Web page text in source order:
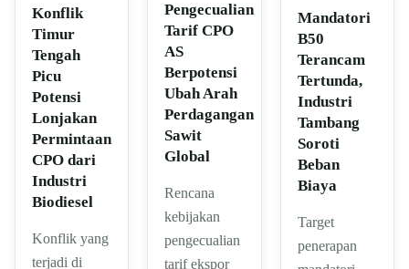
Konflik
Timur
Tengah
Picu
Potensi
Lonjakan
Permintaan
CPO dari
Industri
Biodiesel
Konflik yang
terjadi di
Pengecualian
Tarif CPO
AS
Berpotensi
Ubah Arah
Perdagangan
Sawit
Global
Rencana
kebijakan
pengecualian
tarif ekspor
Mandatori
B50
Terancam
Tertunda,
Industri
Tambang
Soroti
Beban
Biaya
Target
penerapan